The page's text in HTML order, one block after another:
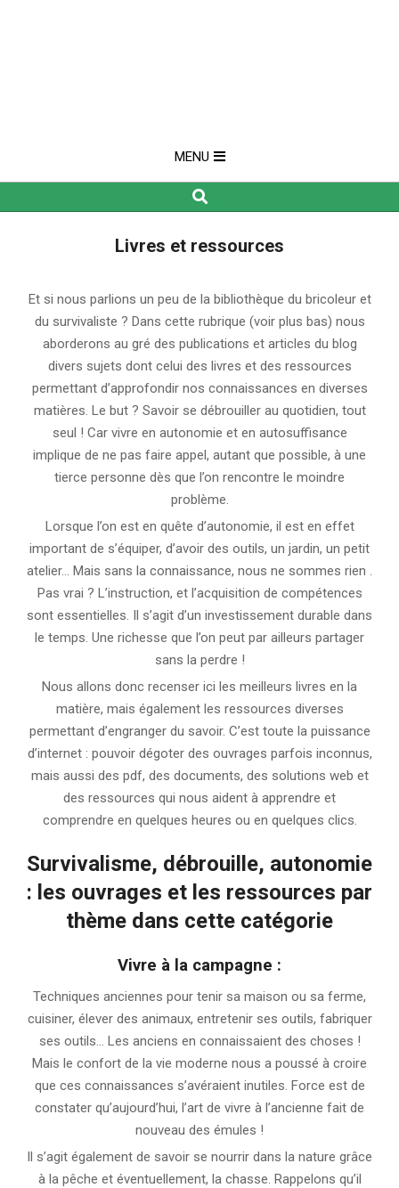
MENU
Search
Livres et ressources
Et si nous parlions un peu de la bibliothèque du bricoleur et
du survivaliste ? Dans cette rubrique (voir plus bas) nous
aborderons au gré des publications et articles du blog
divers sujets dont celui des livres et des ressources
permettant d’approfondir nos connaissances en diverses
matières. Le but ? Savoir se débrouiller au quotidien, tout
seul ! Car vivre en autonomie et en autosuffisance
implique de ne pas faire appel, autant que possible, à une
tierce personne dès que l’on rencontre le moindre
problème.
Lorsque l’on est en quête d’autonomie, il est en effet
important de s’équiper, d’avoir des outils, un jardin, un petit
atelier… Mais sans la connaissance, nous ne sommes rien .
Pas vrai ? L’instruction, et l’acquisition de compétences
sont essentielles. Il s’agit d’un investissement durable dans
le temps. Une richesse que l’on peut par ailleurs partager
sans la perdre !
Nous allons donc recenser ici les meilleurs livres en la
matière, mais également les ressources diverses
permettant d’engranger du savoir. C’est toute la puissance
d’internet : pouvoir dégoter des ouvrages parfois inconnus,
mais aussi des pdf, des documents, des solutions web et
des ressources qui nous aident à apprendre et
comprendre en quelques heures ou en quelques clics.
Survivalisme, débrouille, autonomie
: les ouvrages et les ressources par
thème dans cette catégorie
Vivre à la campagne :
Techniques anciennes pour tenir sa maison ou sa ferme,
cuisiner, élever des animaux, entretenir ses outils, fabriquer
ses outils… Les anciens en connaissaient des choses !
Mais le confort de la vie moderne nous a poussé à croire
que ces connaissances s’avéraient inutiles. Force est de
constater qu’aujourd’hui, l’art de vivre à l’ancienne fait de
nouveau des émules !
Il s’agit également de savoir se nourrir dans la nature grâce
à la pêche et éventuellement, la chasse. Rappelons qu’il